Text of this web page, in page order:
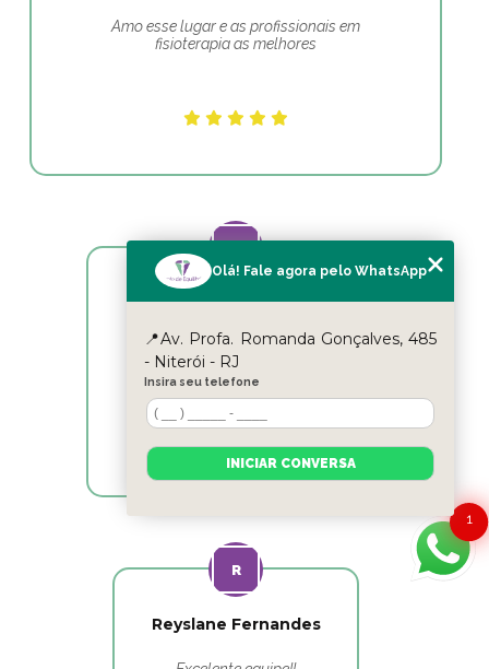
Amo esse lugar e as profissionais em
fisioterapia as melhores
Cicle Itaipu
Excelentes profissionais!!!
Reyslane Fernandes
1
Olá! Fale agora pelo WhatsApp
📍Av. Profa. Romanda Gonçalves, 485
- Niterói - RJ
Insira seu telefone
INICIAR CONVERSA